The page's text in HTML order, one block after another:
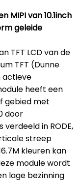
MIPI van 10.1inch
geleide
TFT LCD van de
TFT (Dunne
actieve
heeft een
gebied met
door
in RODE,
streep
kleuren kan
module wordt
lage bezinning